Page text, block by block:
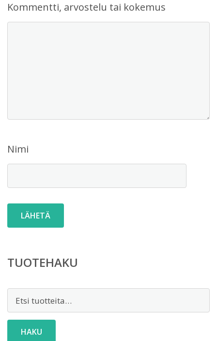
Kommentti, arvostelu tai kokemus
Nimi
TUOTEHAKU
HAKU